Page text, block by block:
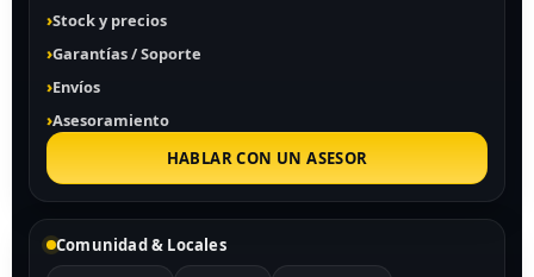
Stock y precios
Garantías / Soporte
Envíos
Asesoramiento
HABLAR CON UN ASESOR
Comunidad & Locales